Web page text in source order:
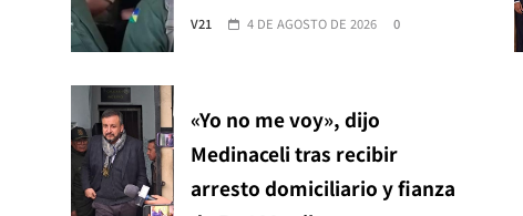
V21 4 DE AGOSTO DE 2026 0
«Yo no me voy», dijo
Medinaceli tras recibir
arresto domiciliario y fianza